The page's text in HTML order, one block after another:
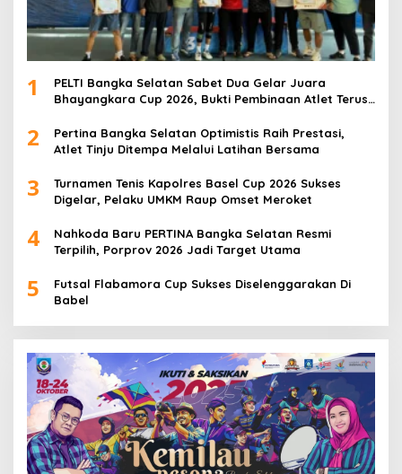
1
PELTI Bangka Selatan Sabet Dua Gelar Juara
Bhayangkara Cup 2026, Bukti Pembinaan Atlet Terus
2
Pertina Bangka Selatan Optimistis Raih Prestasi,
Atlet Tinju Ditempa Melalui Latihan Bersama
3
Turnamen Tenis Kapolres Basel Cup 2026 Sukses
Digelar, Pelaku UMKM Raup Omset Meroket
4
Nahkoda Baru PERTINA Bangka Selatan Resmi
Terpilih, Porprov 2026 Jadi Target Utama
5
Futsal Flabamora Cup Sukses Diselenggarakan Di
Babel